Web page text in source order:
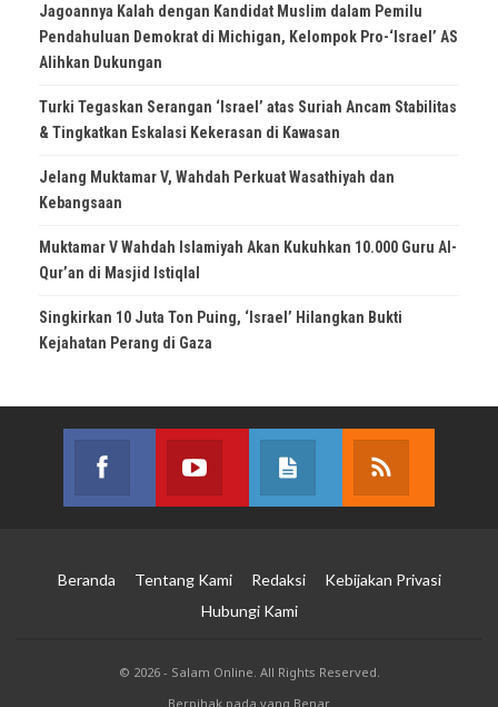
Jagoannya Kalah dengan Kandidat Muslim dalam Pemilu
Pendahuluan Demokrat di Michigan, Kelompok Pro-‘Israel’ AS
Alihkan Dukungan
Turki Tegaskan Serangan ‘Israel’ atas Suriah Ancam Stabilitas
& Tingkatkan Eskalasi Kekerasan di Kawasan
Jelang Muktamar V, Wahdah Perkuat Wasathiyah dan
Kebangsaan
Muktamar V Wahdah Islamiyah Akan Kukuhkan 10.000 Guru Al-
Qur’an di Masjid Istiqlal
Singkirkan 10 Juta Ton Puing, ‘Israel’ Hilangkan Bukti
Kejahatan Perang di Gaza
Facebook
Join us on Facebook
Youtube
Join us on YoutubeJoin our site
Beranda Tentang Kami Redaksi
Kebijakan Privasi
Hubungi Kami
© 2026 - Salam Online. All Rights Reserved.
Berpihak pada yang Benar